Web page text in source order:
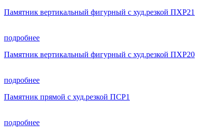
Памятник вертикальный фигурный с худ.резкой ПХР21
подробнее
Памятник вертикальный фигурный с худ.резкой ПХР20
подробнее
Памятник прямой с худ.резкой ПСР1
подробнее